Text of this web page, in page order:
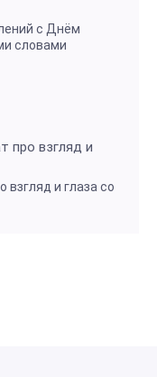
с Днём
словами
взгляд и глаза со